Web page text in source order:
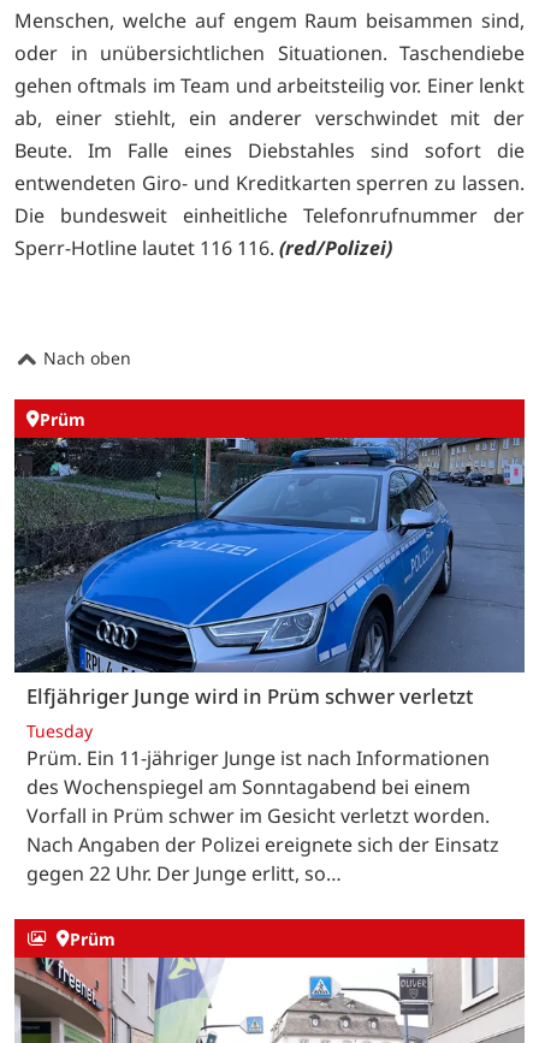
Menschen, welche auf engem Raum beisammen sind,
oder in unübersichtlichen Situationen. Taschendiebe
gehen oftmals im Team und arbeitsteilig vor. Einer lenkt
ab, einer stiehlt, ein anderer verschwindet mit der
Beute. Im Falle eines Diebstahles sind sofort die
entwendeten Giro- und Kreditkarten sperren zu lassen.
Die bundesweit einheitliche Telefonrufnummer der
Sperr-Hotline lautet 116 116. (red/Polizei)
Nach oben
Prüm
Elfjähriger Junge wird in Prüm schwer verletzt
Tuesday
Prüm. Ein 11-jähriger Junge ist nach Informationen
des Wochenspiegel am Sonntagabend bei einem
Vorfall in Prüm schwer im Gesicht verletzt worden.
Nach Angaben der Polizei ereignete sich der Einsatz
gegen 22 Uhr. Der Junge erlitt, so…
Prüm